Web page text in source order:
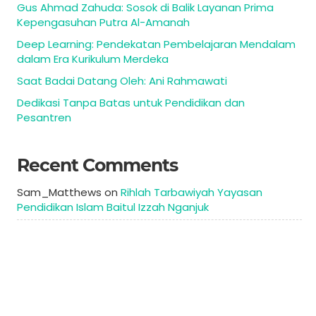
Gus Ahmad Zahuda: Sosok di Balik Layanan Prima
Kepengasuhan Putra Al-Amanah
Deep Learning: Pendekatan Pembelajaran Mendalam
dalam Era Kurikulum Merdeka
Saat Badai Datang Oleh: Ani Rahmawati
Dedikasi Tanpa Batas untuk Pendidikan dan
Pesantren
Recent Comments
Sam_Matthews onRihlah Tarbawiyah Yayasan
Pendidikan Islam Baitul Izzah Nganjuk